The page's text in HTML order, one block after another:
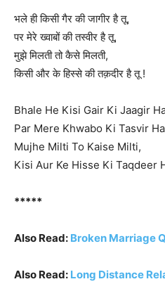
भले ही किसी गैर की जागीर है तू,
पर मेरे ख्वाबों की तस्वीर है तू,
मुझे मिलती तो कैसे मिलती,
किसी और के हिस्से की तक़दीर है तू !
Bhale He Kisi Gair Ki Jaagir
Par Mere Khwabo Ki Tasvir
Mujhe Milti To Kaise Milti,
Kisi Aur Ke Hisse Ki Taqdeer
*****
Also Read: Broken Marriage
Also Read: Long Distance